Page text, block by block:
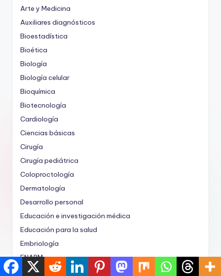
Arte y Medicina
Auxiliares diagnósticos
Bioestadística
Bioética
Biología
Biología celular
Bioquímica
Biotecnología
Cardiología
Ciencias básicas
Cirugía
Cirugía pediátrica
Coloproctología
Dermatología
Desarrollo personal
Educación e investigación médica
Educación para la salud
Embriología
ENARM
Endocrinología